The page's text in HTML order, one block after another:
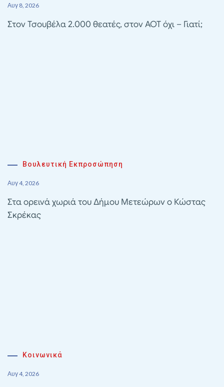
Αυγ 8, 2026
Στον Τσουβέλα 2.000 θεατές, στον ΑΟΤ όχι – Γιατί;
Βουλευτική Εκπροσώπηση
Αυγ 4, 2026
Στα ορεινά χωριά του Δήμου Μετεώρων ο Κώστας
Σκρέκας
Κοινωνικά
Αυγ 4, 2026